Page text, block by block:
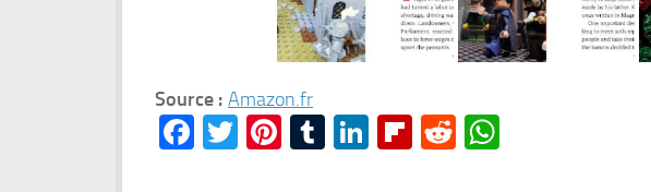
Source : Amazon.fr
Facebook
Twitter
Pinterest
Tumblr
LinkedIn
Flipboard
Reddit